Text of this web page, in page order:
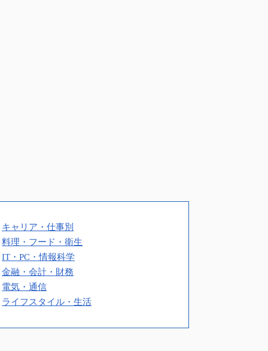
キャリア・仕事別
料理・フード・衛生
IT・PC・情報科学
金融・会計・財務
電気・通信
ライフスタイル・生活